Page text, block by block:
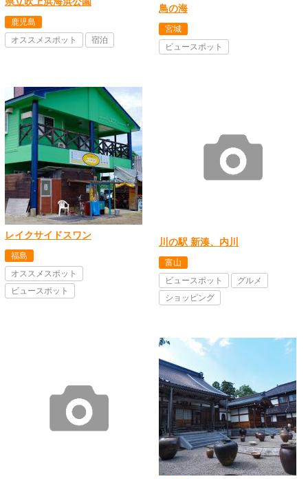
鹿児島
オススメスポット
宿泊
鳥の海
宮城
ビュースポット
レイクサイドスワン
福島
オススメスポット
ビュースポット
川の駅 新湊、内川
富山
ビュースポット
グルメ
ショッピング